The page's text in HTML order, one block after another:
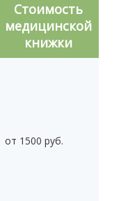
Стоимость
медицинской
книжки
от 1500 руб.